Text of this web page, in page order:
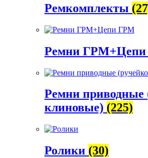
Ремкомплекты
Ремни
Ремни приводные
клиновые) (225)
Ролики (30)